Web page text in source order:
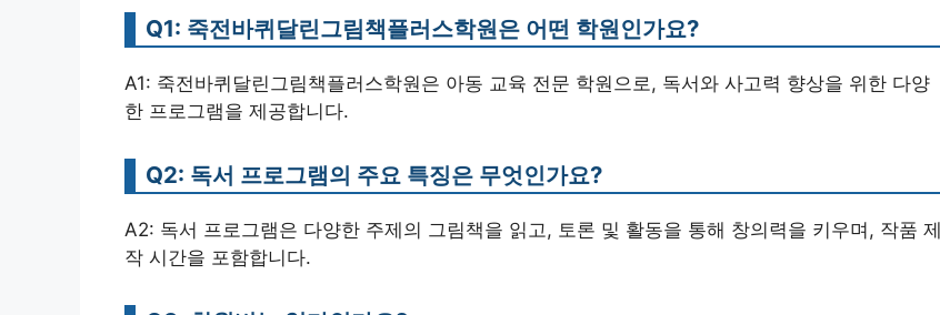
Q1: 죽전바퀴달린그림책플러스학원은 어떤 학원인가요?
A1: 죽전바퀴달린그림책플러스학원은 아동 교육 전문 학원으로, 독서와 사고력 향상을 위한 다양
한 프로그램을 제공합니다.
Q2: 독서 프로그램의 주요 특징은 무엇인가요?
A2: 독서 프로그램은 다양한 주제의 그림책을 읽고, 토론 및 활동을 통해 창의력을 키우며, 작품 제
작 시간을 포함합니다.